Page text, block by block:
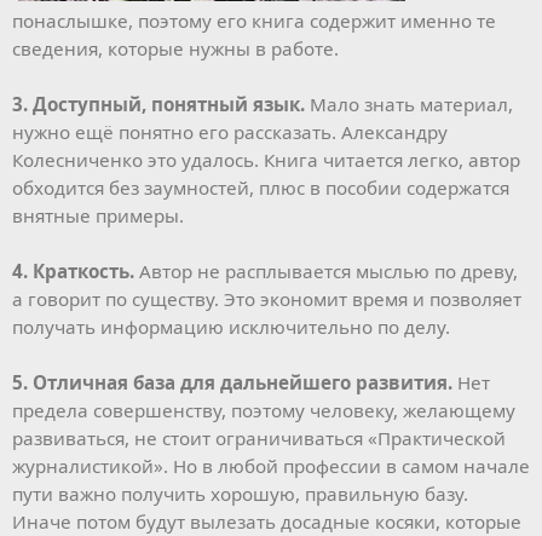
понаслышке, поэтому его книга содержит именно те
сведения, которые нужны в работе.
3. Доступный, понятный язык. Мало знать материал,
нужно ещё понятно его рассказать. Александру
Колесниченко это удалось. Книга читается легко, автор
обходится без заумностей, плюс в пособии содержатся
внятные примеры.
4. Краткость. Автор не расплывается мыслью по древу,
а говорит по существу. Это экономит время и позволяет
получать информацию исключительно по делу.
5. Отличная база для дальнейшего развития. Нет
предела совершенству, поэтому человеку, желающему
развиваться, не стоит ограничиваться «Практической
журналистикой». Но в любой профессии в самом начале
пути важно получить хорошую, правильную базу.
Иначе потом будут вылезать досадные косяки, которые